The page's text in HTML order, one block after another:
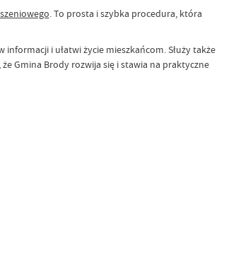
. To prosta i szybka procedura, która
i ułatwi życie mieszkańcom. Służy także
Gmina Brody rozwija się i stawia na praktyczne